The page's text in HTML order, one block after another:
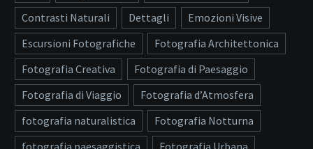
Contrasti Naturali
Dettagli
Emozioni Visive
Escursioni Fotografiche
Fotografia Architettonica
Fotografia Creativa
Fotografia di Paesaggio
Fotografia di Viaggio
Fotografia d’Atmosfera
fotografia naturalistica
Fotografia Notturna